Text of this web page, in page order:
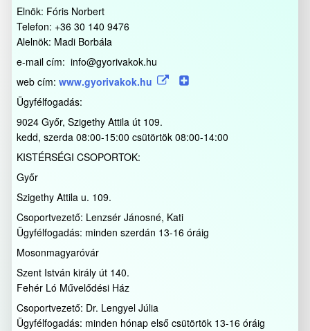
Elnök: Fóris Norbert
Telefon: +36 30 140 9476
Alelnök: Madi Borbála
e-mail cím: info@gyorivakok.hu
web cím: www.gyorivakok.hu
Ügyfélfogadás:
9024 Győr, Szigethy Attila út 109.
kedd, szerda 08:00-15:00 csütörtök 08:00-14:00
KISTÉRSÉGI CSOPORTOK:
Győr
Szigethy Attila u. 109.
Csoportvezető: Lenzsér Jánosné, Kati
Ügyfélfogadás: minden szerdán 13-16 óráig
Mosonmagyaróvár
Szent István király út 140.
Fehér Ló Művelődési Ház
Csoportvezető: Dr. Lengyel Júlia
Ügyfélfogadás: minden hónap első csütörtök 13-16 óráig